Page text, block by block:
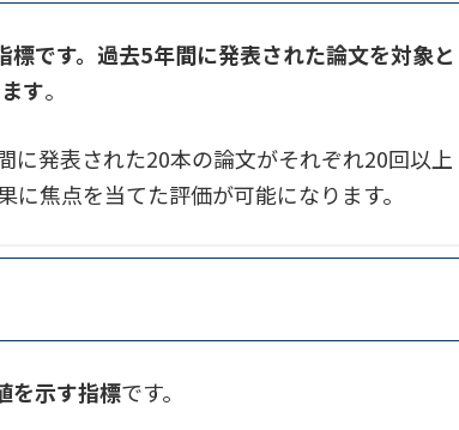
です。過去5年間に発表された論文を対象と
す。
発表された20本の論文がそれぞれ20回以上
焦点を当てた評価が可能になります。
を示す指標です。